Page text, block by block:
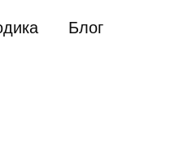
Блог